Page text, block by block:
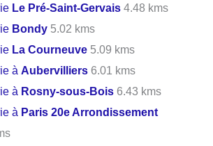
Le Pré-Saint-Gervais 4.48 kms
Bondy 5.02 kms
La Courneuve 5.09 kms
àAubervilliers 6.01 kms
à Rosny-sous-Bois 6.43 kms
à Paris 20e Arrondissement